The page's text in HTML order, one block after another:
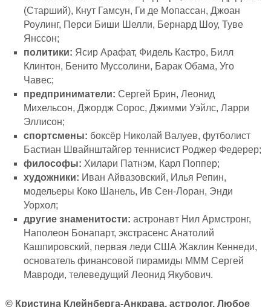
(Старший), Кнут Гамсун, Ги де Мопассан, Джоан
Роулинг, Перси Биши Шелли, Бернард Шоу, Туве
Янссон;
политики: Ясир Арафат, Фидель Кастро, Билл
Клинтон, Бенито Муссолини, Барак Обама, Уго
Чавес;
предприниматели:Сергей Брин, Леонид
Михельсон, Джордж Сорос, Джимми Уэйлс, Ларри
Эллисон;
спортсмены: боксёр Николай Валуев, футболист
Бастиан Швайнштайгер теннисист Роджер Федерер;
философы: Хилари Патнэм, Карл Поппер;
художники: Иван Айвазовский, Илья Репин,
модельеры Коко Шанель, Ив Сен-Лоран, Энди
Уорхол;
другие знаменитости:астронавт Нил Армстронг,
Наполеон Бонапарт, экстрасенс Анатолий
Кашпировский, первая леди США Жаклин Кеннеди,
основатель финансовой пирамиды МММ Сергей
Мавроди, телеведущий Леонид Якубович.
© Кристина Клейнберга-Анкрава, астролог. Любое